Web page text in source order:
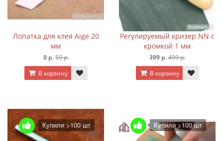
Лопатка для клея Aige 20
мм
0 р.59 р.
В корзину
Регулируемый кризер NN с
кромкой 1 мм
399 р.499 р.
В корзину
Купили >100 шт Купили >100 шт